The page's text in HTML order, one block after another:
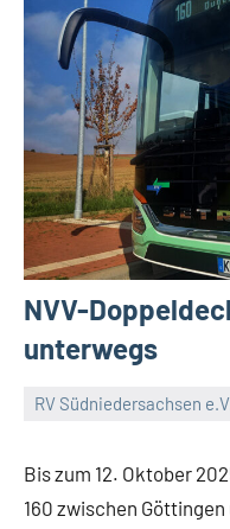
NVV-
unterwegs
RV Südniedersachsen
e.V.
Bis zum 12. Oktober
160 zwischen